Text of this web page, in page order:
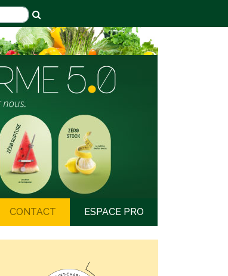
CONTACT ESPACE PRO